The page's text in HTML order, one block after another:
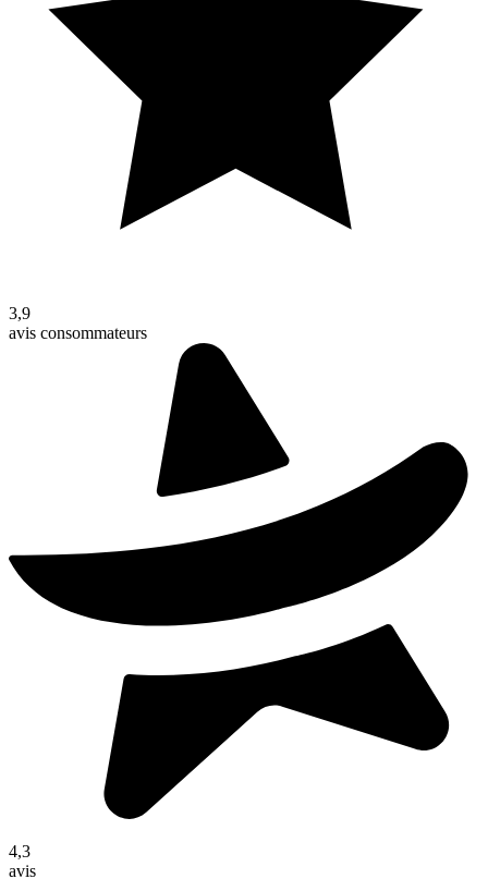
3,9
avis consommateurs
4,3
avis